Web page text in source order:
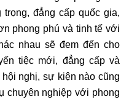
đẳng cấp quốc gia,
phong phú và tinh tế với
nhau sẽ đem đến cho
tiệc mới, đẳng cấp và
nghị, sự kiện nào cũng
chuyên nghiệp với phong